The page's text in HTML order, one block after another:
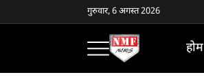
गुरुवार, 6 अगस्त 2026
होम